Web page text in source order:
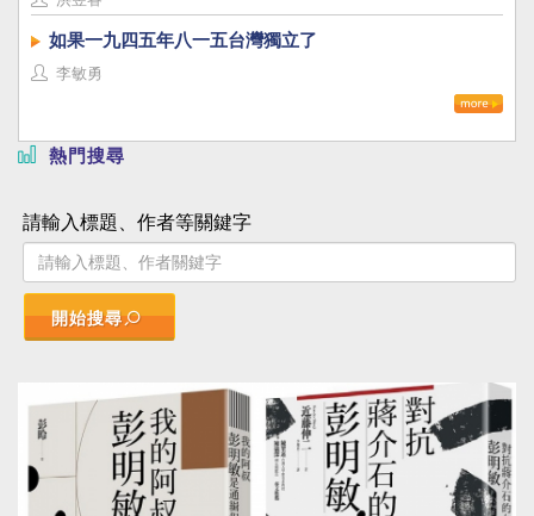
如果一九四五年八一五台灣獨立了
李敏勇
熱門搜尋
請輸入標題、作者等關鍵字
開始搜尋